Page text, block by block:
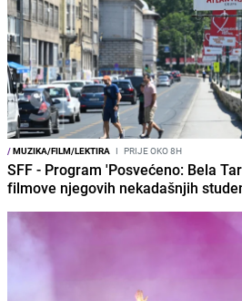
/MUZIKA/FILM/LEKTIRA I PRIJE OKO 8H
SFF - Program 'Posvećeno: Bela
filmove njegovih nekadašnjih